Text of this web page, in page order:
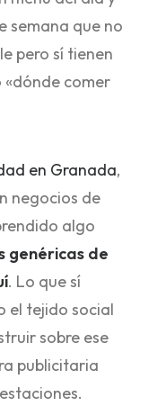
semana que no
pero sí tienen
«dónde comer
en Granada,
negocios de
algo
genéricas de
. Lo que sí
el tejido social
sobre ese
publicitaria